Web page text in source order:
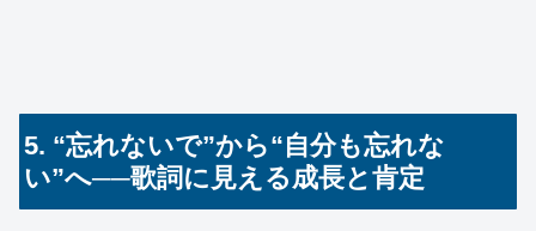
5. “忘れないで”から“自分も忘れな
い”へ──歌詞に見える成長と肯定